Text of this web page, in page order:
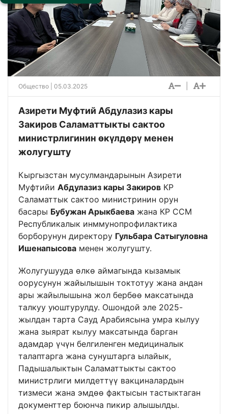
Общество | 05.03.2025
Азирети Муфтий Абдулазиз кары
Закиров Саламаттыкты сактоо
министрлигинин өкүлдөрү менен
жолугушту
Кыргызстан мусулмандарынын Азирети
Муфтийи Абдулазиз кары Закиров КР
Саламаттык сактоо министринин орун
басары Бубужан Арыкбаева жана КР ССМ
Республикалык инммунопрофилактика
борборунун директору Гульбара Сатыгуловна
Ишенапысова менен жолугушту.
Жолугушууда өлкө аймагында кызамык
оорусунун жайылышын токтотуу жана андан
ары жайылышына жол бербөө максатында
талкуу уюштурулду. Ошондой эле 2025-
жылдан тарта Сауд Арабиясына умра кылуу
жана зыярат кылуу максатында барган
адамдар үчүн белгиленген медициналык
талаптарга жана сунуштарга ылайык,
Падышалыктын Саламаттыкты сактоо
министрлиги милдеттүү вакциналардын
тизмеси жана эмдөө фактысын тастыктаган
документтер боюнча пикир алышылды.